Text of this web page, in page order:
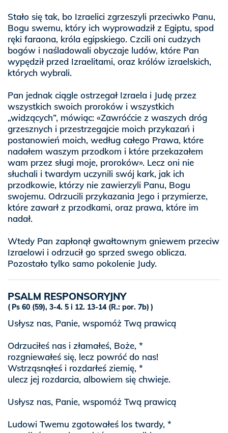
Stało się tak, bo Izraelici zgrzeszyli przeciwko Panu,
Bogu swemu, który ich wyprowadził z Egiptu, spod
ręki faraona, króla egipskiego. Czcili oni cudzych
bogów i naśladowali obyczaje ludów, które Pan
wypędził przed Izraelitami, oraz królów izraelskich,
których wybrali.
Pan jednak ciągle ostrzegał Izraela i Judę przez
wszystkich swoich proroków i wszystkich
„widzących”, mówiąc: «Zawróćcie z waszych dróg
grzesznych i przestrzegajcie moich przykazań i
postanowień moich, według całego Prawa, które
nadałem waszym przodkom i które przekazałem
wam przez sługi moje, proroków». Lecz oni nie
słuchali i twardym uczynili swój kark, jak ich
przodkowie, którzy nie zawierzyli Panu, Bogu
swojemu. Odrzucili przykazania Jego i przymierze,
które zawarł z przodkami, oraz prawa, które im
nadał.
Wtedy Pan zapłonął gwałtownym gniewem przeciw
Izraelowi i odrzucił go sprzed swego oblicza.
Pozostało tylko samo pokolenie Judy.
PSALM RESPONSORYJNY
Ps 60 (59), 3-4. 5 i 12. 13-14 (R.: por. 7b)
Usłysz nas, Panie, wspomóż Twą prawicą
Odrzuciłeś nas i złamałeś, Boże, *
rozgniewałeś się, lecz powróć do nas!
Wstrząsnąłeś i rozdarłeś ziemię, *
ulecz jej rozdarcia, albowiem się chwieje.
Usłysz nas, Panie, wspomóż Twą prawicą
Ludowi Twemu zgotowałeś los twardy, *